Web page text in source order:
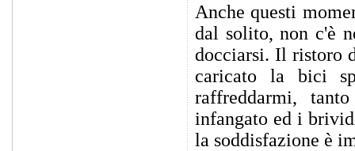
Anche questi
dal solito, non c'è
docciarsi. Il ristoro
caricato la bici
raffreddarmi,
infangato ed i
la soddisfazione è